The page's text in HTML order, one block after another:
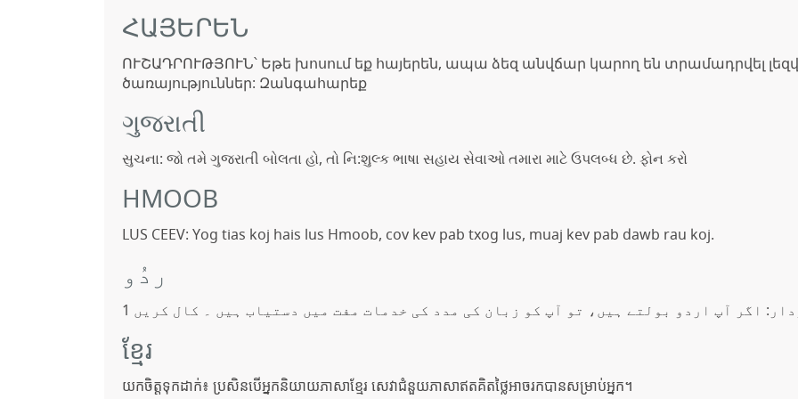
ՀԱՅԵՐԵՆ
ՈՒՇԱԴՐՈՒԹՅՈՒՆ՝ Եթե խոսում եք հայերեն, ապա ձեզ անվճար կարող են տրամադրվել
ծառայություններ: Զանգահարեք
ગુજરાતી
સુચના: જો તમે ગુજરાતી બોલતા હો, તો નિ:શુલ્ક ભાષા સહાય સેવાઓ તમારા માટે ઉપલબ્ધ છે. ફોન કરો
HMOOB
LUS CEEV: Yog tias koj hais lus Hmoob, cov kev pab txog lus, muaj kev pab dawb rau koj.
ردُو
اگر آپ اردو بولتے ہیں، تو آپ کو زبان کی مدد کی خدمات مفت میں دستیاب ہیں ۔ کال کریں 1
ខ្មែរ
យកចិត្តទុកដាក់៖ ប្រសិនបើអ្នកនិយាយភាសាខ្មែរ សេវាជំនួយភាសាឥតគិតថ្លៃអាចរកបានសម្រាប់អ្នក។